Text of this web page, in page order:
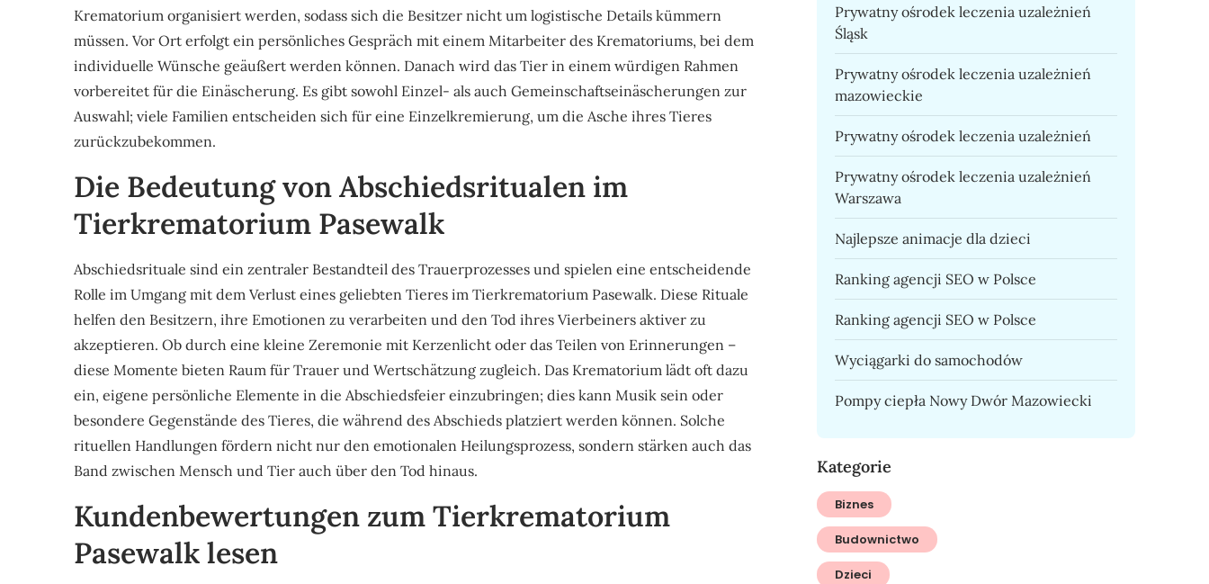
Krematorium organisiert werden, sodass sich die Besitzer nicht um logistische Details kümmern
müssen. Vor Ort erfolgt ein persönliches Gespräch mit einem Mitarbeiter des Krematoriums, bei dem
individuelle Wünsche geäußert werden können. Danach wird das Tier in einem würdigen Rahmen
vorbereitet für die Einäscherung. Es gibt sowohl Einzel- als auch Gemeinschaftseinäscherungen zur
Auswahl; viele Familien entscheiden sich für eine Einzelkremierung, um die Asche ihres Tieres
zurückzubekommen.
Die Bedeutung von Abschiedsritualen im
Tierkrematorium Pasewalk
Abschiedsrituale sind ein zentraler Bestandteil des Trauerprozesses und spielen eine entscheidende
Rolle im Umgang mit dem Verlust eines geliebten Tieres im Tierkrematorium Pasewalk. Diese Rituale
helfen den Besitzern, ihre Emotionen zu verarbeiten und den Tod ihres Vierbeiners aktiver zu
akzeptieren. Ob durch eine kleine Zeremonie mit Kerzenlicht oder das Teilen von Erinnerungen –
diese Momente bieten Raum für Trauer und Wertschätzung zugleich. Das Krematorium lädt oft dazu
ein, eigene persönliche Elemente in die Abschiedsfeier einzubringen; dies kann Musik sein oder
besondere Gegenstände des Tieres, die während des Abschieds platziert werden können. Solche
rituellen Handlungen fördern nicht nur den emotionalen Heilungsprozess, sondern stärken auch das
Band zwischen Mensch und Tier auch über den Tod hinaus.
Kundenbewertungen zum Tierkrematorium
Pasewalk lesen
Prywatny ośrodek leczenia uzależnień
Śląsk
Prywatny ośrodek leczenia uzależnień
mazowieckie
Prywatny ośrodek leczenia uzależnień
Prywatny ośrodek leczenia uzależnień
Warszawa
Najlepsze animacje dla dzieci
Ranking agencji SEO w Polsce
Ranking agencji SEO w Polsce
Wyciągarki do samochodów
Pompy ciepła Nowy Dwór Mazowiecki
Kategorie
Biznes
Budownictwo
Dzieci